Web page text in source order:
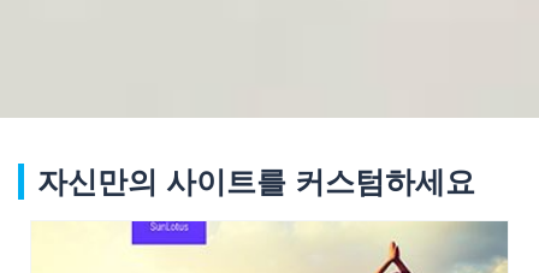
자신만의 사이트를 커스텀하세요